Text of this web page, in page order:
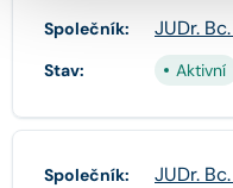
Společník: JUDr.
Stav: Aktivní
Společník: JUDr.